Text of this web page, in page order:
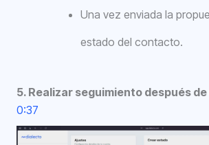
Una vez enviada la
estado del contacto.
5. Realizar seguimiento después
0:37